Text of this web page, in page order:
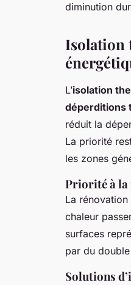
diminution
Isolation
L’isolation
déperditions
réduit la
La priorité
les zones
Priorité à la
La
chaleur
surfaces
par du
Solutions